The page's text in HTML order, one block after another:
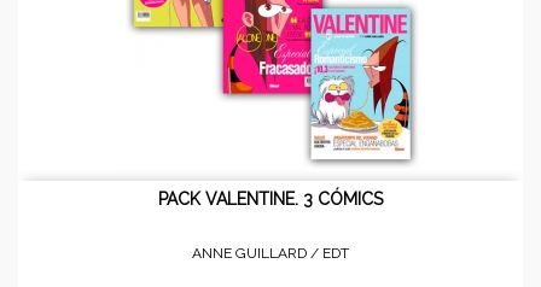
PACK VALENTINE. 3 CÓMICS
ANNE GUILLARD / EDT